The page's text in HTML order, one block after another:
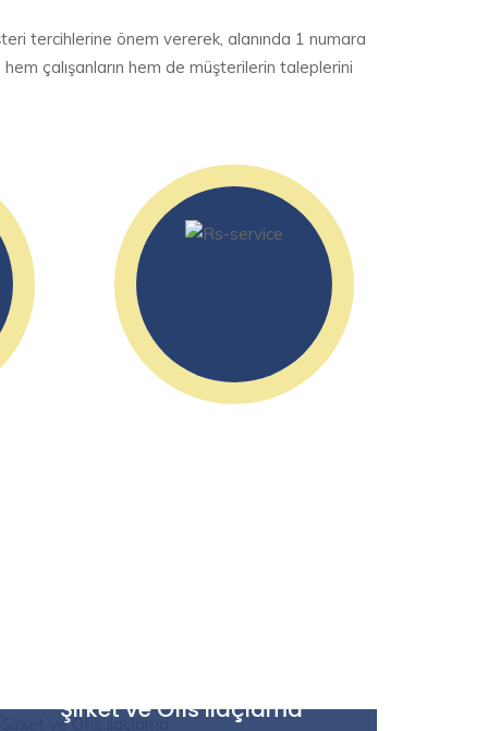
tercihlerine önem vererek, alanında 1 numara
çalışanların hem de müşterilerin taleplerini
Şirket ve Ofis ilaçlama